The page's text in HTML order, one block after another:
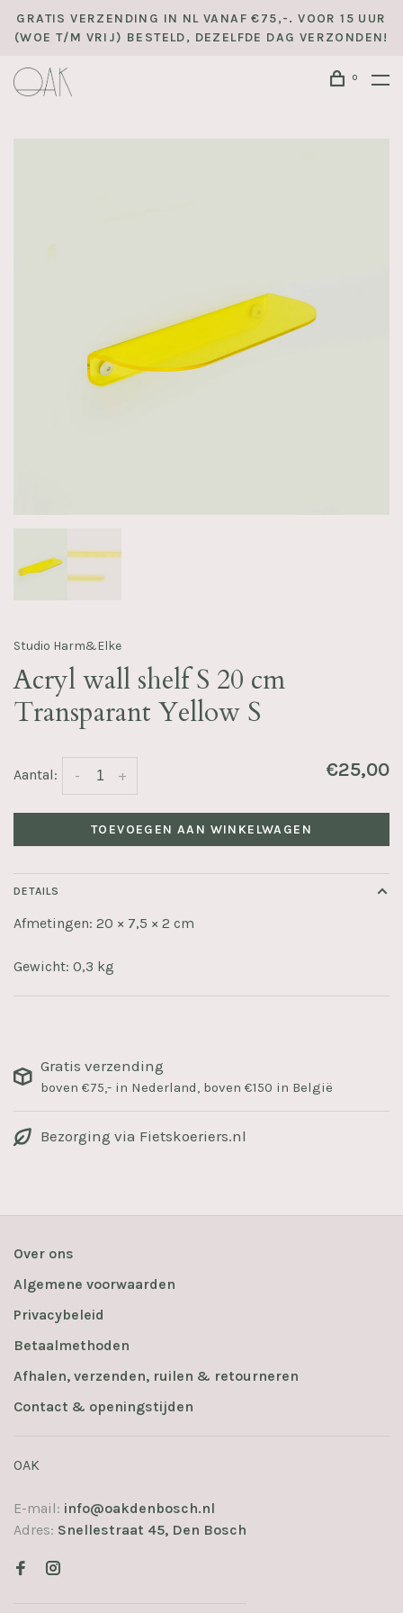
GRATIS VERZENDING IN NL VANAF €75,-. VOOR 15 UUR
(WOE T/M VRIJ) BESTELD, DEZELFDE DAG VERZONDEN!
0
Studio Harm&Elke
Acryl wall shelf S 20 cm
Transparant Yellow S
Aantal: +
- €25,00
TOEVOEGEN AAN WINKELWAGEN
DETAILS
Afmetingen: 20 × 7,5 × 2 cm
Gewicht: 0,3 kg
Gratis verzending
boven €75,- in Nederland, boven €150 in België
Bezorging via Fietskoeriers.nl
Over ons
Algemene voorwaarden
Privacybeleid
Betaalmethoden
Afhalen, verzenden, ruilen & retourneren
Contact & openingstijden
OAK
E-mail: info@oakdenbosch.nl
Adres: Snellestraat 45, Den Bosch